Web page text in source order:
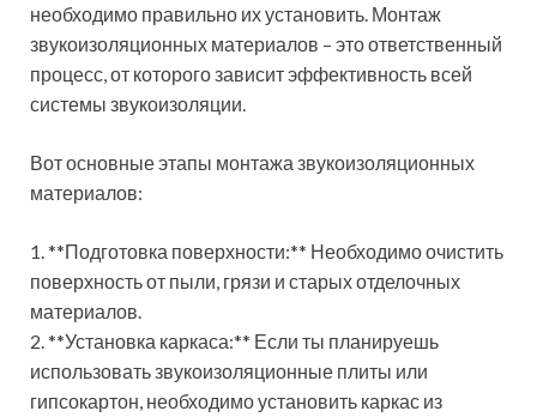
необходимо правильно их установить. Монтаж
звукоизоляционных материалов – это ответственный
процесс, от которого зависит эффективность всей
системы звукоизоляции.
Вот основные этапы монтажа звукоизоляционных
материалов:
1. **Подготовка поверхности:** Необходимо очистить
поверхность от пыли, грязи и старых отделочных
материалов.
2. **Установка каркаса:** Если ты планируешь
использовать звукоизоляционные плиты или
гипсокартон, необходимо установить каркас из